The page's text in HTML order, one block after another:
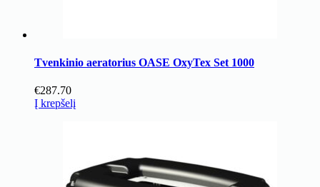
Tvenkinio aeratorius OASE OxyTex Set 1000
€287.70
Į krepšelį